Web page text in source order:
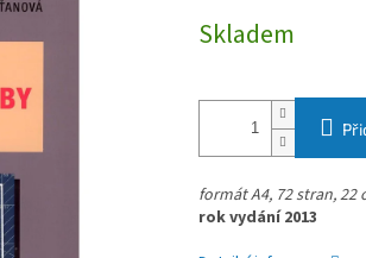
cena:
Skladem
formát A4, 72 stran,22
rok vydání 2013